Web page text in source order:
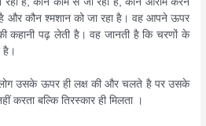
और कौन श्मशान को जा रहा है। वह आपने ऊपर
कहानी पढ़ लेती है। वह जानती है कि चरणों के
है।
उसके ऊपर ही लक्ष की और चलते है पर उसके
करता बल्कि तिरस्कार ही मिलता ।